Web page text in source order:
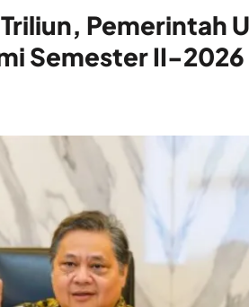
Pemerintah
Semester II-2026